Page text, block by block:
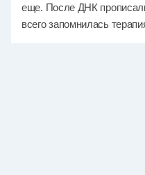
еще. После ДНК
всего запомнилась